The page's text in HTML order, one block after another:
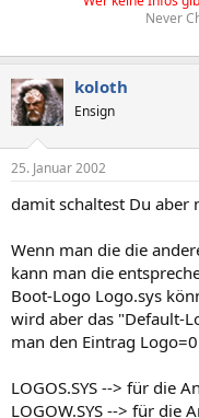
Never
koloth
Ensign
25. Januar 2002
damit schaltest Du aber
Wenn man die die
kann man die
Boot-Logo Logo.sys
wird aber das "Default-
man den Eintrag Logo=0
LOGOS.SYS --> für die
LOGOW.SYS --> für die